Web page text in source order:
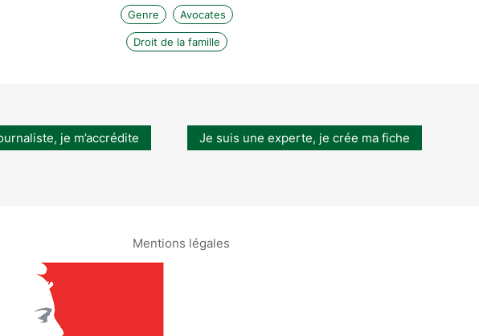
Genre
Avocates
Droit de la famille
je m’accrédite Je suis une experte, je crée ma fiche
Mentions légales